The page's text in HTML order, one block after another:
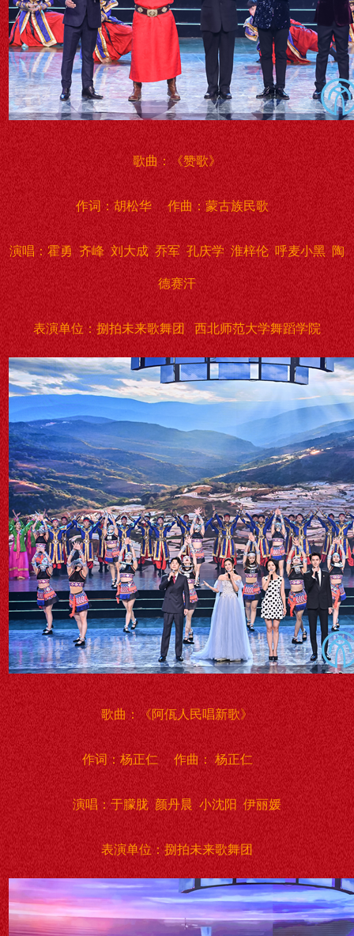
歌曲：《赞歌》
作词：胡松华 作曲：蒙古族民歌
演唱：霍勇 齐峰 刘大成 乔军 孔庆学 淮梓伦 呼麦小黑 陶
德赛汗
表演单位：捌拍未来歌舞团 西北师范大学舞蹈学院
歌曲：《阿佤人民唱新歌》
作词：杨正仁 作曲： 杨正仁
演唱：于朦胧 颜丹晨 小沈阳 伊丽媛
表演单位：捌拍未来歌舞团